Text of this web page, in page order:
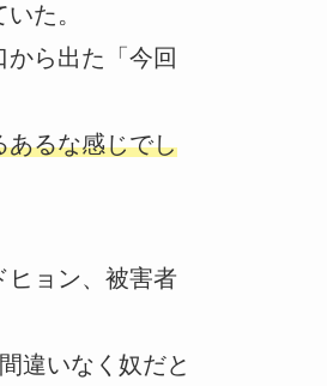
た。
ら出た「今回
あるな感じでし
ヒョン、被害者
違いなく奴だと